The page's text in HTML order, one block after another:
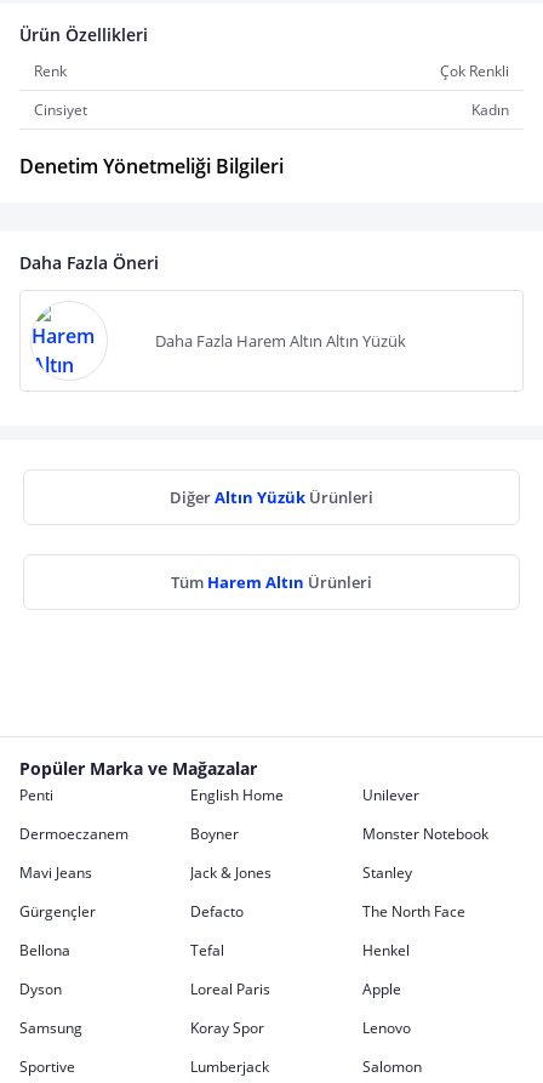
Ürün Özellikleri
Renk
Çok Renkli
Cinsiyet
Kadın
Denetim Yönetmeliği Bilgileri
Daha Fazla Öneri
Daha Fazla Harem Altın Altın Yüzük
DiğerAltın Yüzük Ürünleri
Tüm Harem Altın Ürünleri
Popüler Marka ve Mağazalar
Penti English Home
Unilever
Dermoeczanem
Boyner
Monster Notebook
Mavi Jeans
Jack & Jones
Stanley
Gürgençler
Defacto
The North Face
Bellona
Tefal
Henkel
Dyson
Loreal Paris
Apple
Samsung
Koray Spor
Lenovo
Sportive
Lumberjack Salomon